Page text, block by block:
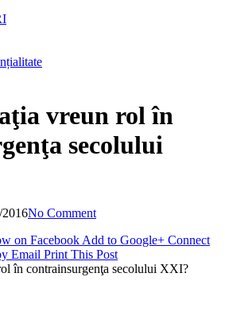
vreun rol în
secolului
2016No Comment
on Facebook Add to Google+ Connect
Email Print This Post